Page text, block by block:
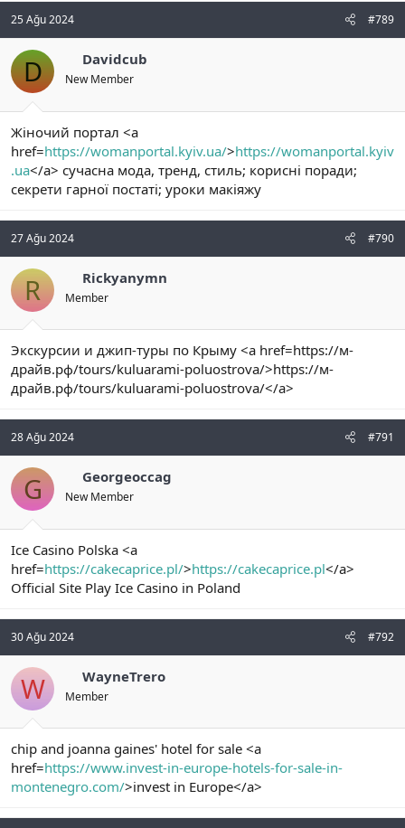
25 Ağu 2024 #789
D Davidcub
New Member
Жіночий портал <a
href=https://womanportal.kyiv.ua/>https://womanportal.kyiv
.ua</a> сучасна мода, тренд, стиль; корисні поради;
секрети гарної постаті; уроки макіяжу
27 Ağu 2024 #790
R Rickyanymn
Member
Экскурсии и джип-туры по Крыму <a href=https://м-
драйв.рф/tours/kuluarami-poluostrova/>https://м-
драйв.рф/tours/kuluarami-poluostrova/</a>
28 Ağu 2024 #791
G Georgeoccag
New Member
Ice Casino Polska <a
href=https://cakecaprice.pl/>https://cakecaprice.pl</a>
Official Site Play Ice Casino in Poland
30 Ağu 2024 #792
W WayneTrero
Member
chip and joanna gaines' hotel for sale <a
href=https://www.invest-in-europe-hotels-for-sale-in-
montenegro.com/>invest in Europe</a>